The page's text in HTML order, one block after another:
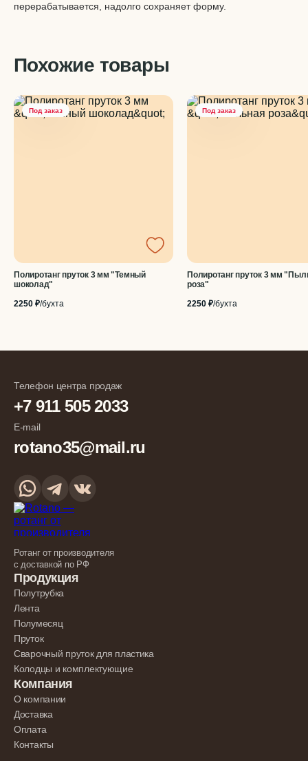
перерабатывается, надолго сохраняет форму.
Похожие товары
Под заказ
Полиротанг пруток 3 мм "Темный
шоколад"
2250 ₽/бухта
Под заказ
Полиротанг пруток 3 мм
роза"
2250 ₽/бухта
Ротанг от производителя
с доставкой по РФ
Продукция
Полутрубка
Лента
Полумесяц
Пруток
Сварочный пруток для пластика
Колодцы и комплектующие
Компания
О компании
Доставка
Оплата
Контакты
Телефон центра продаж
+7 911 505 2033
E-mail
rotano35@mail.ru